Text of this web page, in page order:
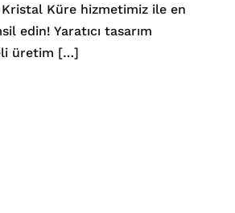
Kristal Küre hizmetimiz ile en
edin! Yaratıcı tasarım
üretim […]